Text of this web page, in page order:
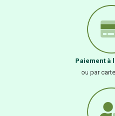
Paiement à
ou par